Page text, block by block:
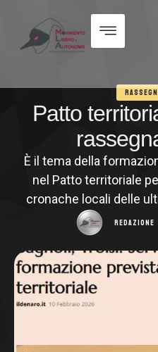
Patto
È il tema della
nel Patto territoriale
cronache locali delle
campane hanno
Nicola Troisi, che
commissario
chiarire “di che
dell’accordo
REDAZIONE